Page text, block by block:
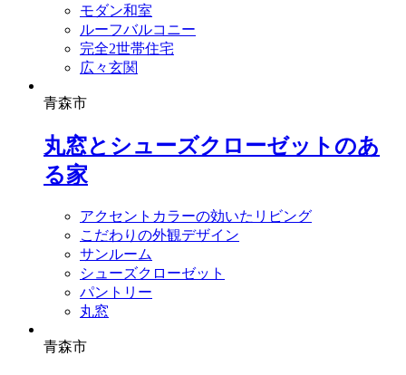
モダン和室
ルーフバルコニー
完全2世帯住宅
広々玄関
青森市
丸窓とシューズクローゼットのあ
る家
アクセントカラーの効いたリビング
こだわりの外観デザイン
サンルーム
シューズクローゼット
パントリー
丸窓
青森市